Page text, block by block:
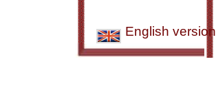
English version